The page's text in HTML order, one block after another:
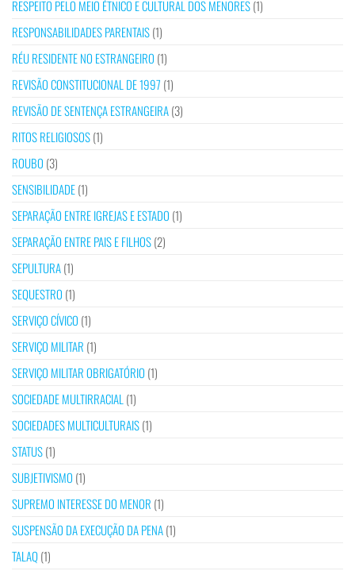
RESPEITO PELO MEIO ÉTNICO E CULTURAL DOS MENORES(1)
RESPONSABILIDADES PARENTAIS(1)
RÉU RESIDENTE NO ESTRANGEIRO (1)
REVISÃO CONSTITUCIONAL DE 1997 (1)
REVISÃO DE SENTENÇA ESTRANGEIRA(3)
RITOS RELIGIOSOS(1)
ROUBO (3)
SENSIBILIDADE(1)
SEPARAÇÃO ENTRE IGREJAS E ESTADO (1)
SEPARAÇÃO ENTRE PAIS E FILHOS(2)
SEPULTURA(1)
SEQUESTRO (1)
SERVIÇO CÍVICO (1)
SERVIÇO MILITAR (1)
SERVIÇO MILITAR OBRIGATÓRIO (1)
SOCIEDADE MULTIRRACIAL (1)
SOCIEDADES MULTICULTURAIS(1)
STATUS(1)
SUBJETIVISMO (1)
SUPREMO INTERESSE DO MENOR (1)
SUSPENSÃO DA EXECUÇÃO DA PENA(1)
TALAQ(1)